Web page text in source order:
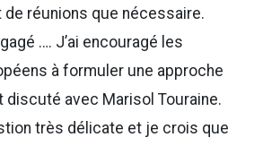
de réunions que nécessaire.
…. J’ai encouragé les
à formuler une approche
discuté avec Marisol Touraine.
très délicate et je crois que